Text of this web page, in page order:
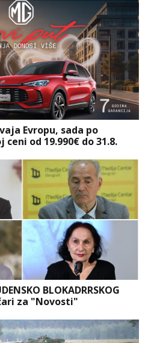
Evropu, sada po
od 19.990€ do 31.8.
BLOKADRRSKOG
za "Novosti"